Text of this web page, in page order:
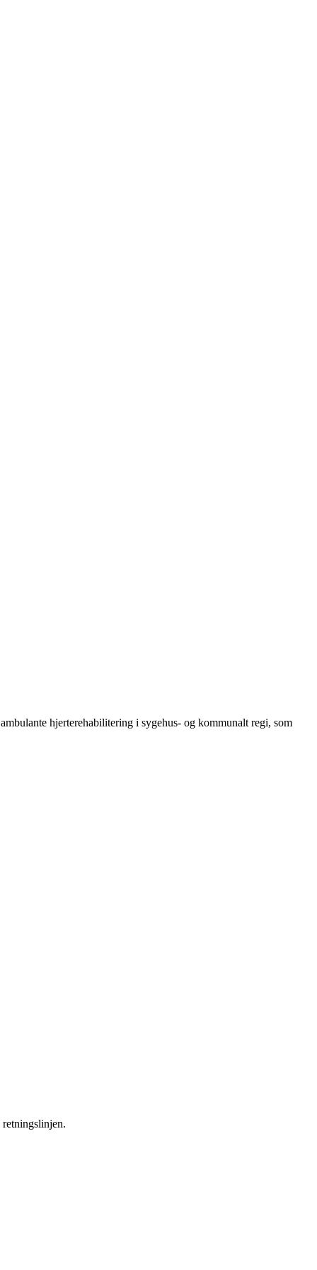
hjerterehabilitering i sygehus- og kommunalt regi, som